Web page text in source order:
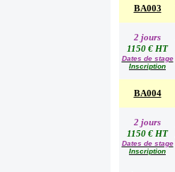
BA003
2 jours
1150 € HT
Dates de stage
Inscription
BA004
2 jours
1150 € HT
Dates de stage
Inscription